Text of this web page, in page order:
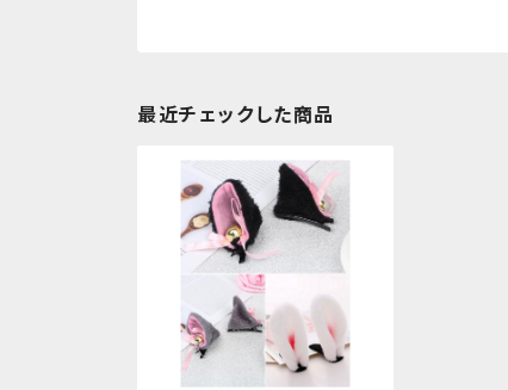
最近チェックした商品